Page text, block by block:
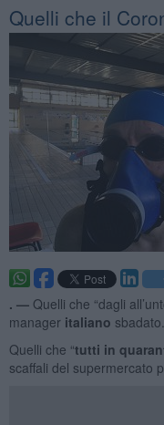
Quelli che il
. — Quelli che “dagli
manager italiano sbadato.
Quelli che “tutti in
scaffali del supermercato